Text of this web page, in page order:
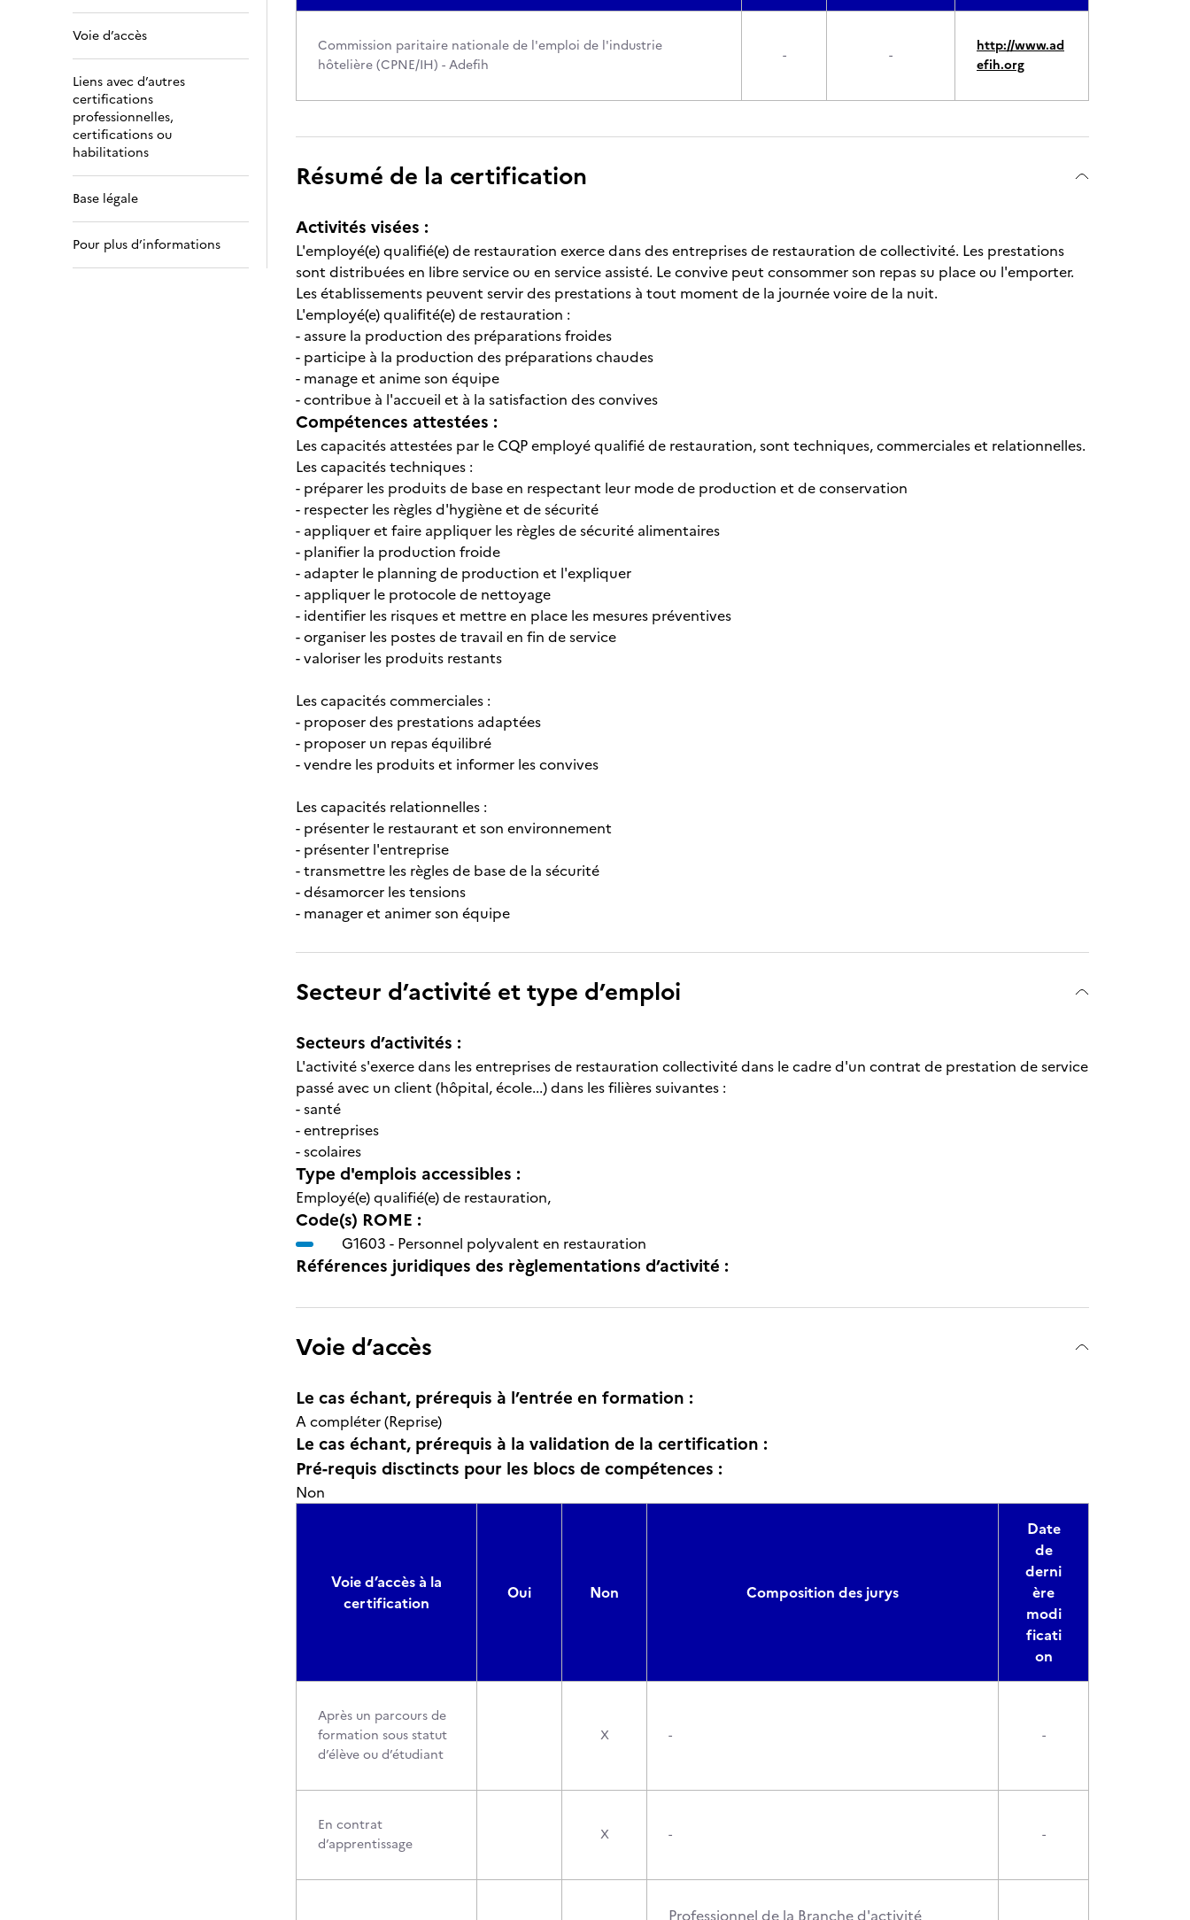
Voie d’accès
Liens avec d’autres
certifications
professionnelles,
certifications ou
habilitations
Base légale
Pour plus d’informations
Commission paritaire nationale de l'emploi de l'industrie
hôtelière (CPNE/IH) - Adefih
- -
http://www.ad
efih.org
Résumé de la certification
Activités visées :
L'employé(e) qualifié(e) de restauration exerce dans des entreprises de restauration de collectivité. Les prestations
sont distribuées en libre service ou en service assisté. Le convive peut consommer son repas su place ou l'emporter.
Les établissements peuvent servir des prestations à tout moment de la journée voire de la nuit.
L'employé(e) qualifité(e) de restauration :
- assure la production des préparations froides
- participe à la production des préparations chaudes
- manage et anime son équipe
- contribue à l'accueil et à la satisfaction des convives
Compétences attestées :
Les capacités attestées par le CQP employé qualifié de restauration, sont techniques, commerciales et relationnelles.
Les capacités techniques :
- préparer les produits de base en respectant leur mode de production et de conservation
- respecter les règles d'hygiène et de sécurité
- appliquer et faire appliquer les règles de sécurité alimentaires
- planifier la production froide
- adapter le planning de production et l'expliquer
- appliquer le protocole de nettoyage
- identifier les risques et mettre en place les mesures préventives
- organiser les postes de travail en fin de service
- valoriser les produits restants
Les capacités commerciales :
- proposer des prestations adaptées
- proposer un repas équilibré
- vendre les produits et informer les convives
Les capacités relationnelles :
- présenter le restaurant et son environnement
- présenter l'entreprise
- transmettre les règles de base de la sécurité
- désamorcer les tensions
- manager et animer son équipe
Secteur d’activité et type d’emploi
Secteurs d’activités :
L'activité s'exerce dans les entreprises de restauration collectivité dans le cadre d'un contrat de prestation de service
passé avec un client (hôpital, école...) dans les filières suivantes :
- santé
- entreprises
- scolaires
Type d'emplois accessibles :
Employé(e) qualifié(e) de restauration,
Code(s) ROME :
G1603 - Personnel polyvalent en restauration
Références juridiques des règlementations d’activité :
Voie d’accès
Le cas échant, prérequis à l’entrée en formation :
A compléter (Reprise)
Le cas échant, prérequis à la validation de la certification :
Pré-requis disctincts pour les blocs de compétences :
Non
Voie d’accès à la
certification
Oui Non Composition des jurys
Date
de
derni
ère
modi
ficati
on
Après un parcours de
formation sous statut
d’élève ou d’étudiant
X - -
En contrat
d’apprentissage
X - -
Professionnel de la Branche d'activité